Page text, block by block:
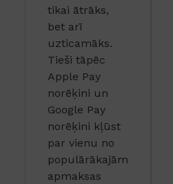
tikai ātrāks,
bet arī
uzticamāks.
Tieši tāpēc
Apple Pay
norēķini un
Google Pay
norēķini kļūst
par vienu no
populārākajām
apmaksas